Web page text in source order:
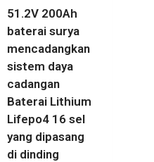
51.2V 200Ah
baterai surya
mencadangkan
sistem daya
cadangan
Baterai Lithium
Lifepo4 16 sel
yang dipasang
di dinding